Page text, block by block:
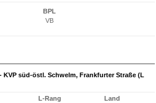
BPL
VB
KVP süd-östl. Schwelm, Frankfurter Straße (L
L-Rang
Land